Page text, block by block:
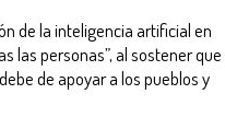
de la inteligencia artificial en
las personas”, al sostener que
de apoyar a los pueblos y